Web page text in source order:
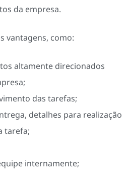
da empresa.
vantagens, como:
altamente direcionados
das tarefas;
detalhes para realização
tarefa;
internamente;